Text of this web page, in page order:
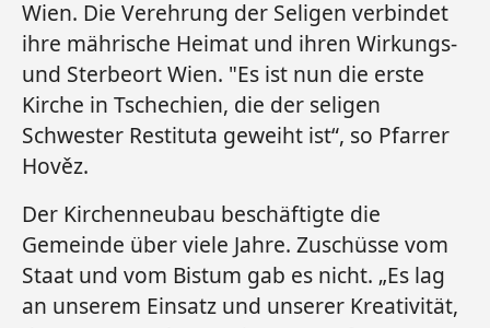
Wien. Die Verehrung der Seligen verbindet
ihre mährische Heimat und ihren Wirkungs-
und Sterbeort Wien. "Es ist nun die erste
Kirche in Tschechien, die der seligen
Schwester Restituta geweiht ist“, so Pfarrer
Hověz.
Der Kirchenneubau beschäftigte die
Gemeinde über viele Jahre. Zuschüsse vom
Staat und vom Bistum gab es nicht. „Es lag
an unserem Einsatz und unserer Kreativität,